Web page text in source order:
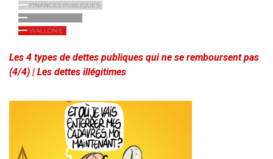
FINANCES PUBLIQUES
WALLONIE
Les 4 types de dettes publiques qui ne se remboursent pas
(4/4) | Les dettes illégitimes